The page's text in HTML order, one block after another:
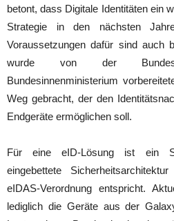
betont, dass Digitale Identitäten ein
Strategie in den nächsten
Voraussetzungen dafür sind auch
wurde von der
Bundesinnenministerium
Weg gebracht, der den
Endgeräte ermöglichen soll.
Für eine eID-Lösung ist ein
eingebettete
eIDAS-Verordnung entspricht.
lediglich die Geräte aus der